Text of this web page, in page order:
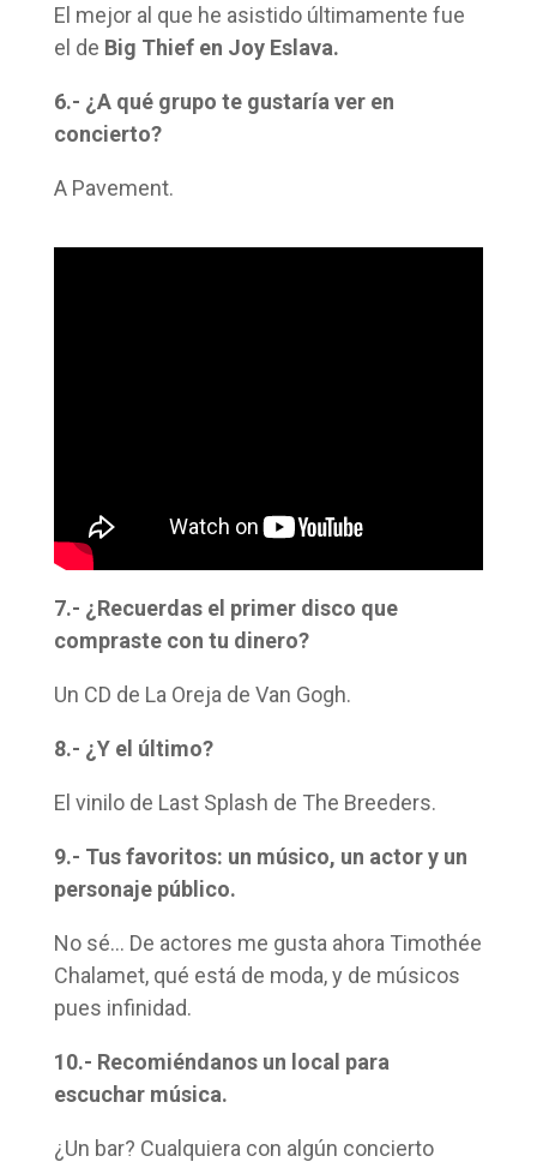
El mejor al que he asistido últimamente fue
el de Big Thief en Joy Eslava.
6.- ¿A qué grupo te gustaría ver en
concierto?
A Pavement.
7.- ¿Recuerdas el primer disco que
compraste con tu dinero?
Un CD de La Oreja de Van Gogh.
8.- ¿Y el último?
El vinilo de Last Splash de The Breeders.
9.- Tus favoritos: un músico, un actor y un
personaje público.
No sé… De actores me gusta ahora Timothée
Chalamet, qué está de moda, y de músicos
pues infinidad.
10.- Recomiéndanos un local para
escuchar música.
¿Un bar? Cualquiera con algún concierto